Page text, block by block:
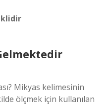
Mikyas kelimesinin
ölçmek için kullanılan